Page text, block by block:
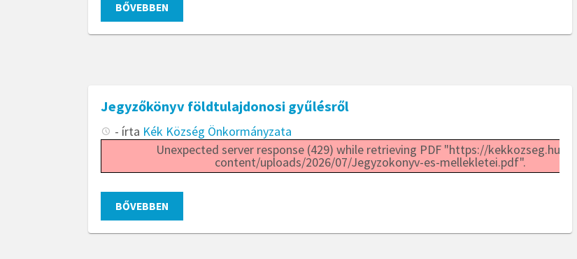
BŐVEBBEN
Jegyzőkönyv földtulajdonosi gyűlésről
- írta Kék Község Önkormányzata
Unexpected server response (429) while retrieving PDF "https://kekkozseg.hu/wp-
content/uploads/2026/07/Jegyzokonyv-es-mellekletei.pdf".
BŐVEBBEN